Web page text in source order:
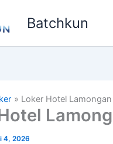
Batchkun
Loker Hotel Lamongan
4, 2026